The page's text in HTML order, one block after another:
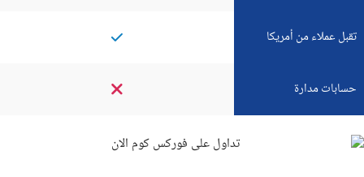
تقبل عملاء من أمريكا
حسابات مدارة